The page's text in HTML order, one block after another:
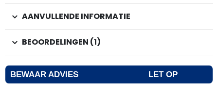
AANVULLENDE INFORMATIE
BEOORDELINGEN (1)
BEWAAR ADVIES LET OP